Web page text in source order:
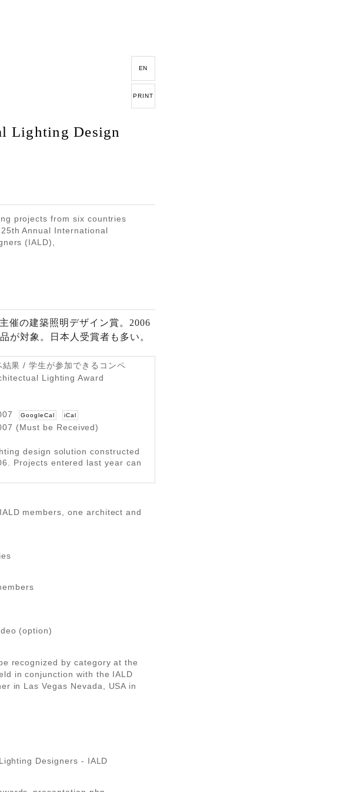
EN
PRINT
Lighting Design
projects from six countries
Annual International
(IALD),
催の建築照明デザイン賞。2006
が対象。日本人受賞者も多い。
果 / 学生が参加できるコンペ
Lighting Award
GoogleCal iCal
(Must be Received)
design solution constructed
Projects entered last year can
members, one architect and
(option)
recognized by category at the
in conjunction with the IALD
in Las Vegas Nevada, USA in
Designers - IALD